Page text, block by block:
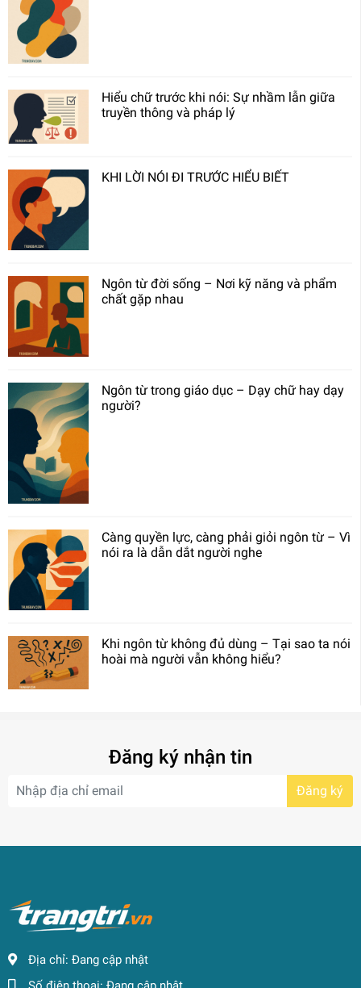
Hiểu chữ trước khi nói: Sự nhầm lẫn giữa
truyền thông và pháp lý
KHI LỜI NÓI ĐI TRƯỚC HIỂU BIẾT
Ngôn từ đời sống – Nơi kỹ năng và phẩm
chất gặp nhau
Ngôn từ trong giáo dục – Dạy chữ hay dạy
người?
Càng quyền lực, càng phải giỏi ngôn từ – Vì
nói ra là dẫn dắt người nghe
Khi ngôn từ không đủ dùng – Tại sao ta nói
hoài mà người vẫn không hiểu?
Đăng ký nhận tin
Đăng ký
Địa chỉ: Đang cập nhật